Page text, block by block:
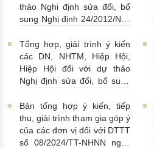
thảo Nghi định sửa đổi, bổ
sung Nghị định 24/2012/NĐ-
Tổng hợp, giải trình ý kiến
các DN, NHTM, Hiệp Hội,
Hiệp Hội đối với dự thảo
Nghị định sửa đổi, bổ sung
10/07/2025 | 09:00:00
Bản tổng hợp ý kiến, tiếp
thu, giải trình tham gia góp ý
của các đơn vị đối với DTTT
số 08/2024/TT-NHNN ngày